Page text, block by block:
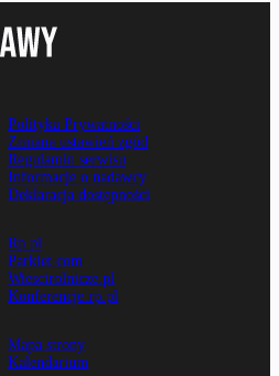
Polityka Prywatności
Zmiana ustawień zgód
Regulamin serwisu
Informacje o nadawcy
Deklaracja dostępności
Rp.pl
Parkiet.com
Wiescirolnicze.pl
Konferencje.rp.pl
Mapa strony
Kalendarium